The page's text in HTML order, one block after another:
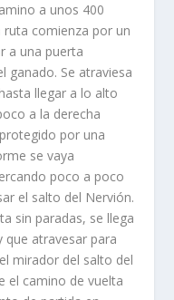
a unos 400
ruta comienza por un
a una puerta
ganado. Se atraviesa
llegar a lo alto
a la derecha
por una
se vaya
poco a poco
el salto del Nervión.
sin paradas, se llega
que atravesar para
mirador del salto del
el camino de vuelta